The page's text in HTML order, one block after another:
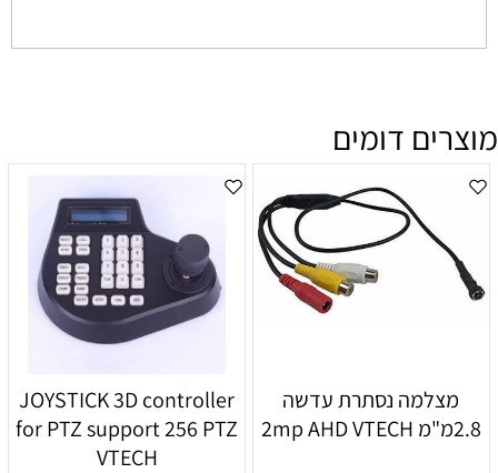
מוצרים דומים
מצלמה נסתרת עדשה
2.8מ"מ 2mp AHD VTECH
JOYSTICK 3D controller
for PTZ support 256 PTZ
VTECH